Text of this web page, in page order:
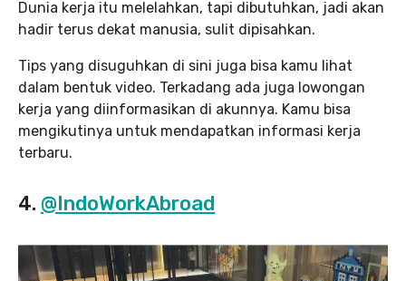
Dunia kerja itu melelahkan, tapi dibutuhkan, jadi akan
hadir terus dekat manusia, sulit dipisahkan.
Tips yang disuguhkan di sini juga bisa kamu lihat
dalam bentuk video. Terkadang ada juga lowongan
kerja yang diinformasikan di akunnya. Kamu bisa
mengikutinya untuk mendapatkan informasi kerja
terbaru.
4. @IndoWorkAbroad